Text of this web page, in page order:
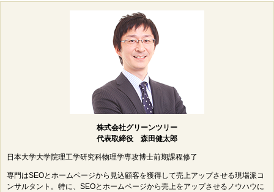
株式会社グリーンツリー
代表取締役 森田健太郎
日本大学大学院理工学研究科物理学専攻博士前期課程修了
専門はSEOとホームページから見込顧客を獲得して売上アップさせる現場派コ
ンサルタント。特に、SEOとホームページから売上をアップさせるノウハウに